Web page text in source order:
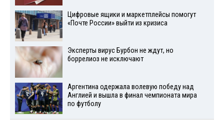
Цифровые ящики и маркетплейсы помогут
«Почте России» выйти из кризиса
Эксперты вирус Бурбон не ждут, но
боррелиоз не исключают
Аргентина одержала волевую победу над
Англией и вышла в финал чемпионата мира
по футболу